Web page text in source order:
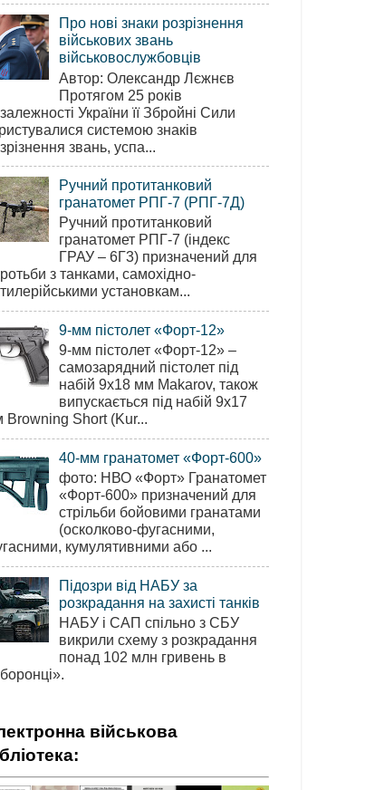
Про нові знаки розрізнення
військових звань
військовослужбовців
Автор: Олександр Лєжнєв
Протягом 25 років
України її Збройні Сили
системою знаків
звань, успа...
Ручний протитанковий
гранатомет РПГ-7 (РПГ-7Д)
Ручний протитанковий
гранатомет РПГ-7 (індекс
ГРАУ – 6Г3) призначений для
з танками, самохідно-
установкам...
9-мм пістолет «Форт-12»
9-мм пістолет «Форт-12» –
самозарядний пістолет під
набій 9х18 мм Makarov, також
випускається під набій 9х17
Browning Short (Kur...
40-мм гранатомет «Форт-600»
фото: НВО «Форт» Гранатомет
«Форт-600» призначений для
стрільби бойовими гранатами
(осколково-фугасними,
кумулятивними або ...
Підозри від НАБУ за
розкрадання на захисті танків
НАБУ і САП спільно з СБУ
викрили схему з розкрадання
понад 102 млн гривень в
військова